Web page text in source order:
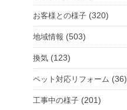
お客様との様子 (320)
地域情報 (503)
換気 (123)
ペット対応リフォーム (36)
工事中の様子 (201)